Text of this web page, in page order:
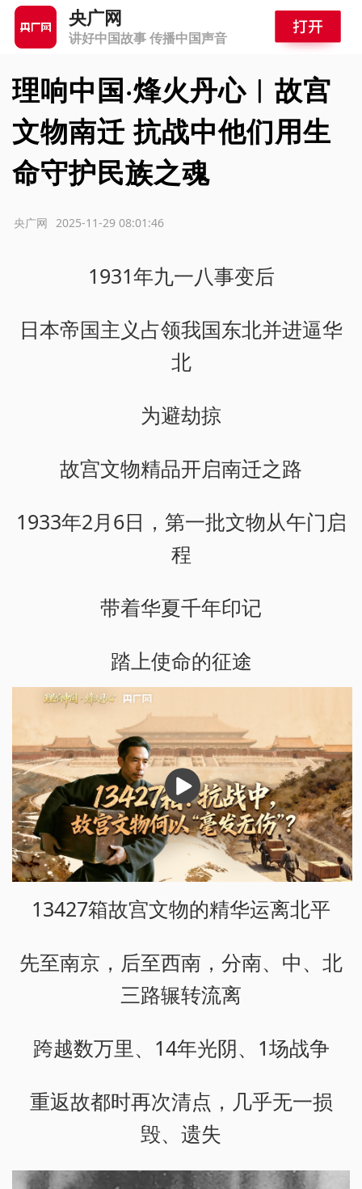
央广网
讲好中国故事 传播中国声音
理响中国·烽火丹心︱故宫
文物南迁 抗战中他们用生
命守护民族之魂
2025-11-29 08:01:46
央广网
1931年九一八事变后
日本帝国主义占领我国东北并进逼华
北
为避劫掠
故宫文物精品开启南迁之路
1933年2月6日，第一批文物从午门启
程
带着华夏千年印记
踏上使命的征途
播
放
13427箱故宫文物的精华运离北平
先至南京，后至西南，分南、中、北
三路辗转流离
跨越数万里、14年光阴、1场战争
重返故都时再次清点，几乎无一损
毁、遗失